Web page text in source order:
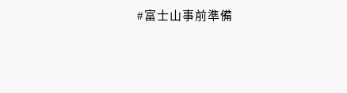
#富士山事前準備